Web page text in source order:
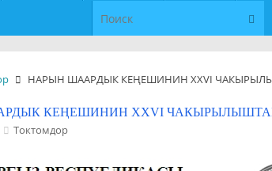
Поиск
НАРЫН ШААРДЫК КЕҢЕШИНИН XXVI
КЕҢЕШИНИН XXVI
Токтомдор